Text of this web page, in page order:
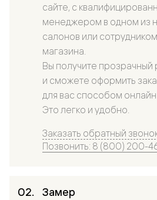
сайте, с
менеджером в одном из
салонов или
магазина.
Вы получите прозрачный
и сможете оформить
для вас способом
Это легко и удобно.
Заказать обратный
Позвонить: 8 (800) 200-
Замер